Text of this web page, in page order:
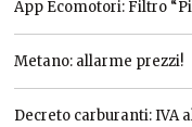
App Ecomotori: Filtro
Metano: allarme prezzi!
Decreto carburanti: IVA